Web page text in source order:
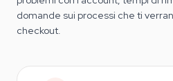
domande sui processi che ti
checkout.